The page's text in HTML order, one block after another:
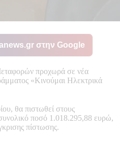
στην Google
προχωρά σε νέα
«Κινούμαι Ηλεκτρικά
θα πιστωθεί στους
ποσό 1.018.295,88 ευρώ,
πίστωσης.